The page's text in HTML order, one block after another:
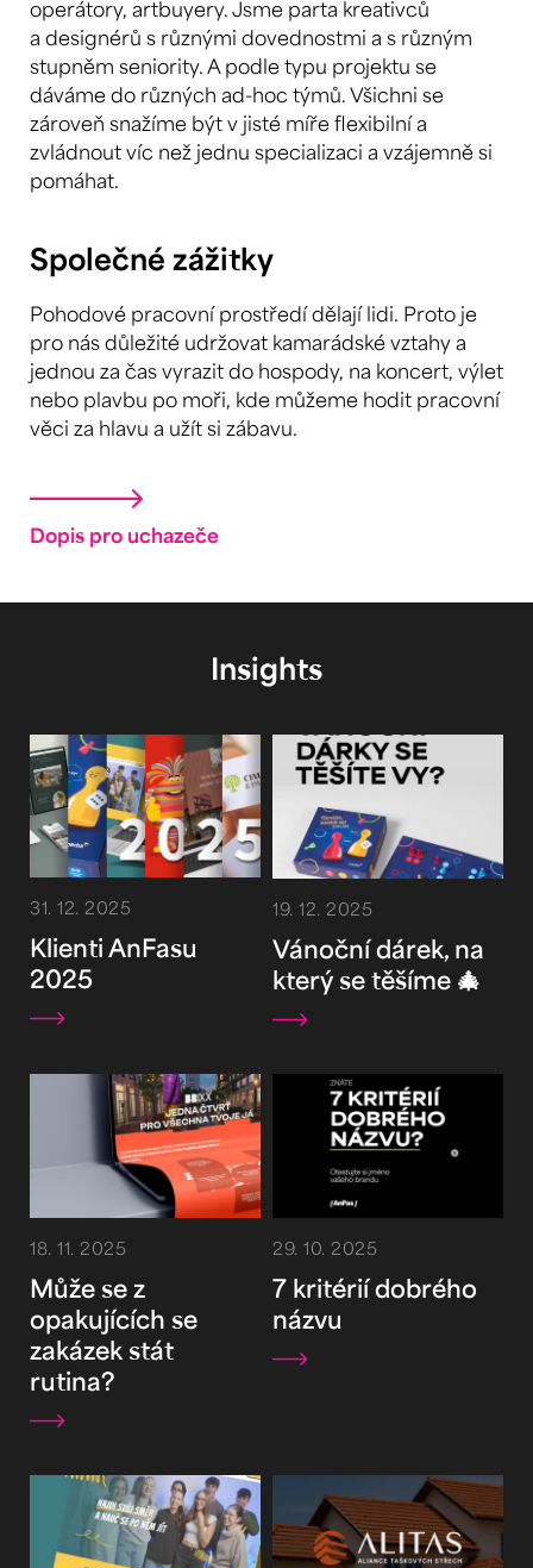
operátory, artbuyery. Jsme parta kreativců
a designérů s různými dovednostmi a s různým
stupněm seniority. A podle typu projektu se
dáváme do různých ad-hoc týmů. Všichni se
zároveň snažíme být v jisté míře flexibilní a
zvládnout víc než jednu specializaci a vzájemně si
pomáhat.
Společné zážitky
Pohodové pracovní prostředí dělají lidi. Proto je
pro nás důležité udržovat kamarádské vztahy a
jednou za čas vyrazit do hospody, na koncert, výlet
nebo plavbu po moři, kde můžeme hodit pracovní
věci za hlavu a užít si zábavu.
Dopis pro uchazeče
Insights
31. 12. 2025
Klienti AnFasu
2025
19. 12. 2025
Vánoční dárek, na
který se těšíme 🎄
18. 11. 2025
Může se z
opakujících se
zakázek stát
rutina?
29. 10. 2025
7 kritérií dobrého
názvu